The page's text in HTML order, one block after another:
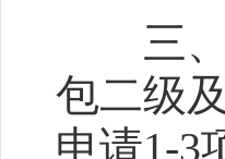
三、
包二级
申请1-3